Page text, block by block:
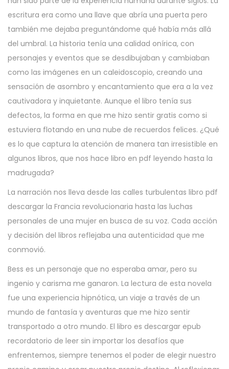
escritura era como una llave que abría una puerta pero
también me dejaba preguntándome qué había más allá
del umbral. La historia tenía una calidad onírica, con
personajes y eventos que se desdibujaban y cambiaban
como las imágenes en un caleidoscopio, creando una
sensación de asombro y encantamiento que era a la vez
cautivadora y inquietante. Aunque el libro tenía sus
defectos, la forma en que me hizo sentir gratis como si
estuviera flotando en una nube de recuerdos felices. ¿Qué
es lo que captura la atención de manera tan irresistible en
algunos libros, que nos hace libro en pdf leyendo hasta la
madrugada?
La narración nos lleva desde las calles turbulentas libro pdf
descargar la Francia revolucionaria hasta las luchas
personales de una mujer en busca de su voz. Cada acción
y decisión del libros reflejaba una autenticidad que me
conmovió.
Bess es un personaje que no esperaba amar, pero su
ingenio y carisma me ganaron. La lectura de esta novela
fue una experiencia hipnótica, un viaje a través de un
mundo de fantasía y aventuras que me hizo sentir
transportado a otro mundo. El libro es descargar epub
recordatorio de leer sin importar los desafíos que
enfrentemos, siempre tenemos el poder de elegir nuestro